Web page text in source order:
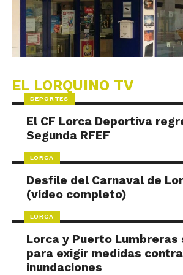
EL LORQUINO TV
DEPORTES
El CF Lorca Deportiva
Segunda RFEF
LORCA
Desfile del Carnaval de
(vídeo completo)
LORCA
Lorca y Puerto Lumbreras
para exigir medidas
inundaciones